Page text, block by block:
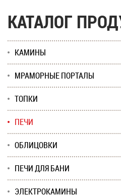
КАТАЛОГ
КАМИНЫ
МРАМОРНЫЕ ПОРТАЛЫ
ТОПКИ
ПЕЧИ
ОБЛИЦОВКИ
ПЕЧИ ДЛЯ БАНИ
ЭЛЕКТРОКАМИНЫ